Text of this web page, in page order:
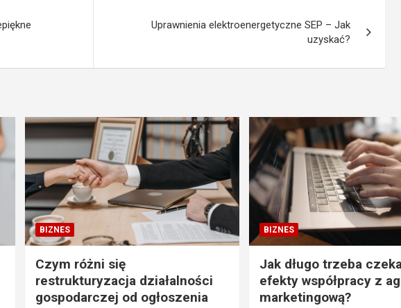
Uprawnienia elektroenergetyczne SEP – Jak
uzyskać?
BIZNES
Czym różni się
restrukturyzacja działalności
gospodarczej od ogłoszenia
BIZNES
Jak długo trzeba
efekty współpracy z
marketingową?